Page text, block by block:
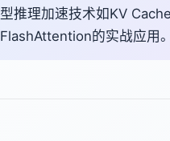
型推理加速技术如KV
FlashAttention的实战应用。